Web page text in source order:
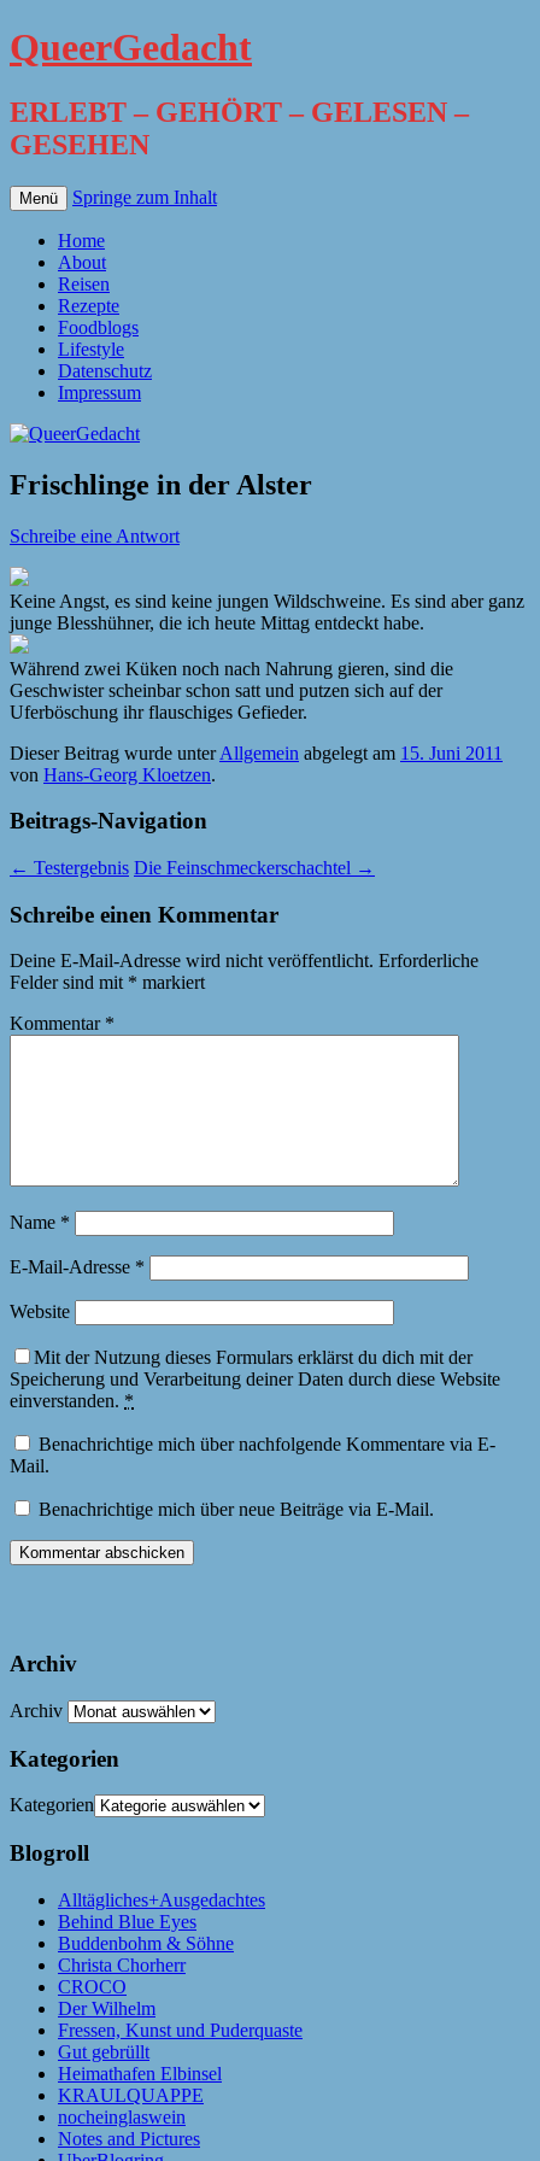
QueerGedacht
ERLEBT – GEHÖRT – GELESEN –
GESEHEN
Menü Springe zum Inhalt
Home
About
Reisen
Rezepte
Foodblogs
Lifestyle
Datenschutz
Impressum
Frischlinge in der Alster
Schreibe eine Antwort
Keine Angst, es sind keine jungen Wildschweine. Es sind aber ganz
junge Blesshühner, die ich heute Mittag entdeckt habe.
Während zwei Küken noch nach Nahrung gieren, sind die
Geschwister scheinbar schon satt und putzen sich auf der
Uferböschung ihr flauschiges Gefieder.
Dieser Beitrag wurde unterAllgemein abgelegt am 15. Juni 2011
von Hans-Georg Kloetzen.
Beitrags-Navigation
← Testergebnis Die Feinschmeckerschachtel →
Schreibe einen Kommentar
Deine E-Mail-Adresse wird nicht veröffentlicht. Erforderliche
Felder sind mit * markiert
Kommentar *
Name *
E-Mail-Adresse *
Website
Mit der Nutzung dieses Formulars erklärst du dich mit der
Speicherung und Verarbeitung deiner Daten durch diese Website
einverstanden. *
Benachrichtige mich über nachfolgende Kommentare via E-
Mail.
Benachrichtige mich über neue Beiträge via E-Mail.
Archiv
Archiv
Kategorien
Kategorien
Blogroll
Alltägliches+Ausgedachtes
Behind Blue Eyes
Buddenbohm & Söhne
Christa Chorherr
CROCO
Der Wilhelm
Fressen, Kunst und Puderquaste
Gut gebrüllt
Heimathafen Elbinsel
KRAULQUAPPE
nocheinglaswein
Notes and Pictures